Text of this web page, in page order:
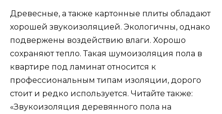
Древесные, а также картонные плиты обладают
хорошей звукоизоляцией. Экологичны, однако
подвержены воздействию влаги. Хорошо
сохраняют тепло. Такая шумоизоляция пола в
квартире под ламинат относится к
профессиональным типам изоляции, дорого
стоит и редко используется. Читайте также:
«Звукоизоляция деревянного пола на